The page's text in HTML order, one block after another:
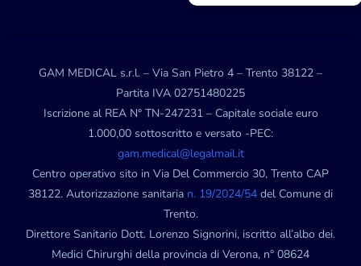
GAM MEDICAL s.r.l. – Via San Pietro 4 – Trento 38122 –
Partita IVA 02751480225
Iscrizione al REA N° TN-247231 – Capitale sociale euro
1.000,00 sottoscritto e versato -PEC:
gam.medical@legalmail.it
Centro operativo sito in Via Del Commercio 30, Trento CAP
38122. Autorizzazione sanitaria n. 19/2024/54 del Comune di
Trento.
Direttore Sanitario Dott. Lorenzo Signorini, iscritto all’albo dei.
Medici Chirurghi della provincia di Verona, n° 08624